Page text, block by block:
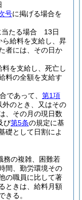
号に掲げる場合を
当たる場合 13日
ら給料を支給し、昇
者には、その日か
を支給し、死亡し
料の全額を支給す
であって、 第1項
のとき、又はその
、その月の現日数
び第5条の規定に基
礎として日割によ
務の複雑、困難若
間、勤労環境その
の職員に比して著
ときは、給料月額
きる。